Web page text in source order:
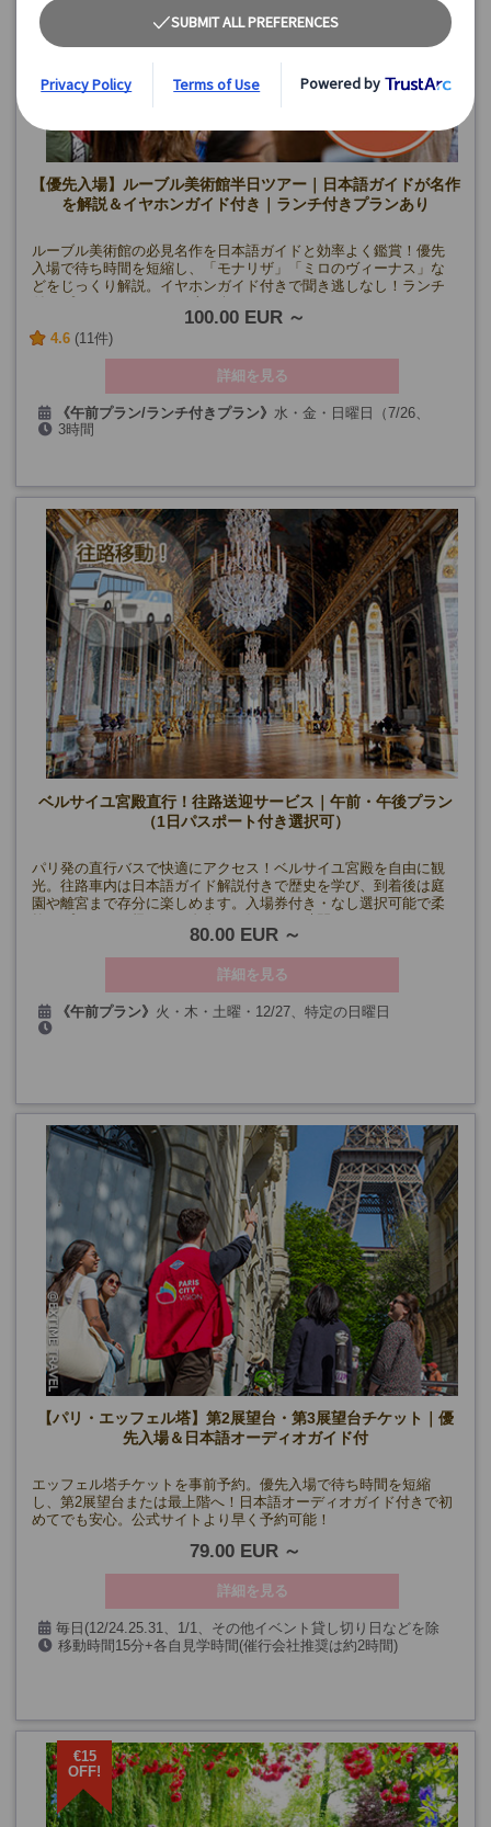
【午後プラン】
水・金曜日(5/1・8、12/25、1/1を除く)
《8月》7日、12日、14日、19日、21日、26日、28日
《9月》2日、4日、9日、11日、16日、18日、23日、25日、30日
《10月》2日、9日、14日、23日、28日、30日
《11月》6日
【優先入場】ルーブル美術館半日ツアー｜日本語ガイドが名作
を解説＆イヤホンガイド付き｜ランチ付きプランあり
ルーブル美術館の必見名作を日本語ガイドと効率よく鑑賞！優先
入場で待ち時間を短縮し、「モナリザ」「ミロのヴィーナス」な
どをじっくり解説。イヤホンガイド付きで聞き逃しなし！ランチ
100.00 EUR
4.6 (11件)
詳細を見る
《午前プラン/ランチ付きプラン》 水・金・日曜日（7/26、
9/20、12/25、1/1を除く）
催行確定日
《8月》7日、9日、12日、14日、19日、21日、23日、26日
《9月》4日、6日、9日、11日、13日、16日、18日、23日、25
日、27日、30日
《10月》2日、4日、7日、9日、14日、16日、18日、21日、23
日、25日、28日、30日
《11月》1日、11日、8日、15日、20日、22日、25日、27日、29
日
《12月》 2日、4日、23日、27日、30日
《午後プラン》月・木・土・特定の日曜日(9/14・19 を除く)
2・3月の日曜日、12/27、1/3
午後プラン 催行確定日
《８月》6日、8日、9日、10日、13日、15日、16日、17日、20
日、22日、24日、27日、29日、31日
《9月》3日、5日、7日、10日、12日、13日、17日、21日、24
日、26日、28日
《10月》1日、3日、5日、8日、10日、12日、19日、22日、24
2日、19日、9日、23日
3時間
ベルサイユ宮殿直行！往路送迎サービス｜午前・午後プラン
（1日パスポート付き選択可）
パリ発の直行バスで快適にアクセス！ベルサイユ宮殿を自由に観
光。往路車内は日本語ガイド解説付きで歴史を学び、到着後は庭
園や離宮まで存分に楽しめます。入場券付き・なし選択可能で柔
80.00 EUR
詳細を見る
《午前プラン》 火・木・土曜・12/27、特定の日曜日
(7/14、9/17・19、 を除く)
【パリ・エッフェル塔】第2展望台・第3展望台チケット｜優
先入場＆日本語オーディオガイド付
エッフェル塔チケットを事前予約。優先入場で待ち時間を短縮
し、第2展望台または最上階へ！日本語オーディオガイド付きで初
めてでも安心。公式サイトより早く予約可能！
79.00 EUR
詳細を見る
毎日(12/24.25.31、1/1、その他イベント貸し切り日などを除
く) 移動時間15分+各自見学時間(催行会社推奨は約2時間)
€15
OFF!